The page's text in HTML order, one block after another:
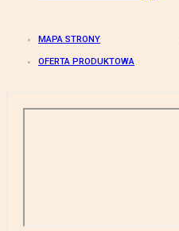
MAPA STRONY
OFERTA PRODUKTOWA